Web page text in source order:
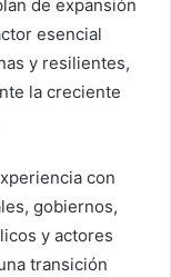
de expansión
esencial
y resilientes,
la creciente
con
gobiernos,
y actores
transición